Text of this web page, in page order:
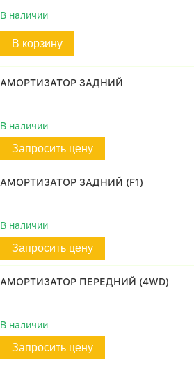
В наличии
В корзину
АМОРТИЗАТОР ЗАДНИЙ
В наличии
Запросить цену
АМОРТИЗАТОР ЗАДНИЙ (F1)
В наличии
Запросить цену
АМОРТИЗАТОР ПЕРЕДНИЙ (4WD)
В наличии
Запросить цену